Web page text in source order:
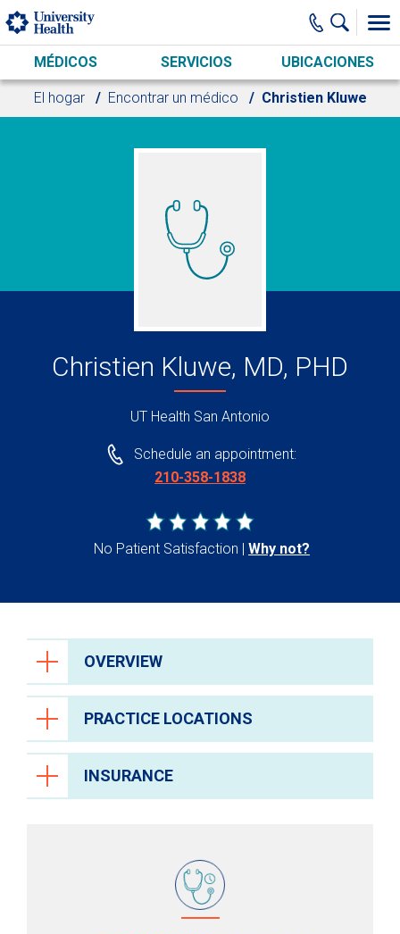
Skip to main content
MÉDICOS SERVICIOS UBICACIONES
El hogar Encontrar un médico Christien Kluwe
Christien Kluwe, MD, PHD
UT Health San Antonio
Schedule an appointment:
210-358-1838
No Patient Satisfaction Why not?
OVERVIEW
PRACTICE LOCATIONS
INSURANCE